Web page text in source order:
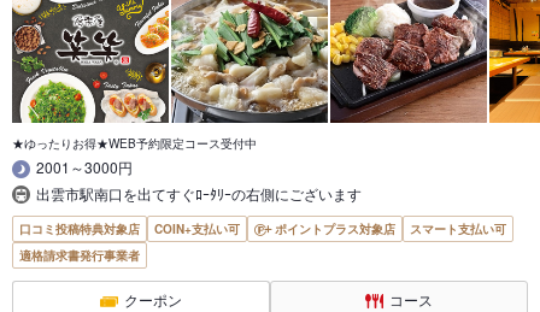
★ゆったりお得★WEB予約限定コース受付中
2001～3000円
出雲市駅南口を出てすぐﾛｰﾀﾘｰの右側にございます
口コミ投稿特典対象店 COIN+支払い可 ポイントプラス対象店
スマート支払い可
適格請求書発行事業者
クーポン コース